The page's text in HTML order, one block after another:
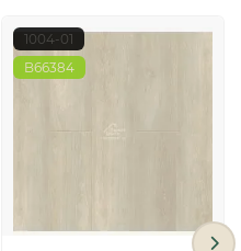
1004-01
B66384